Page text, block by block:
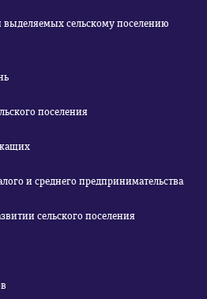
выделяемых сельскому поселению
поселения
и среднего предпринимательства
сельского поселения